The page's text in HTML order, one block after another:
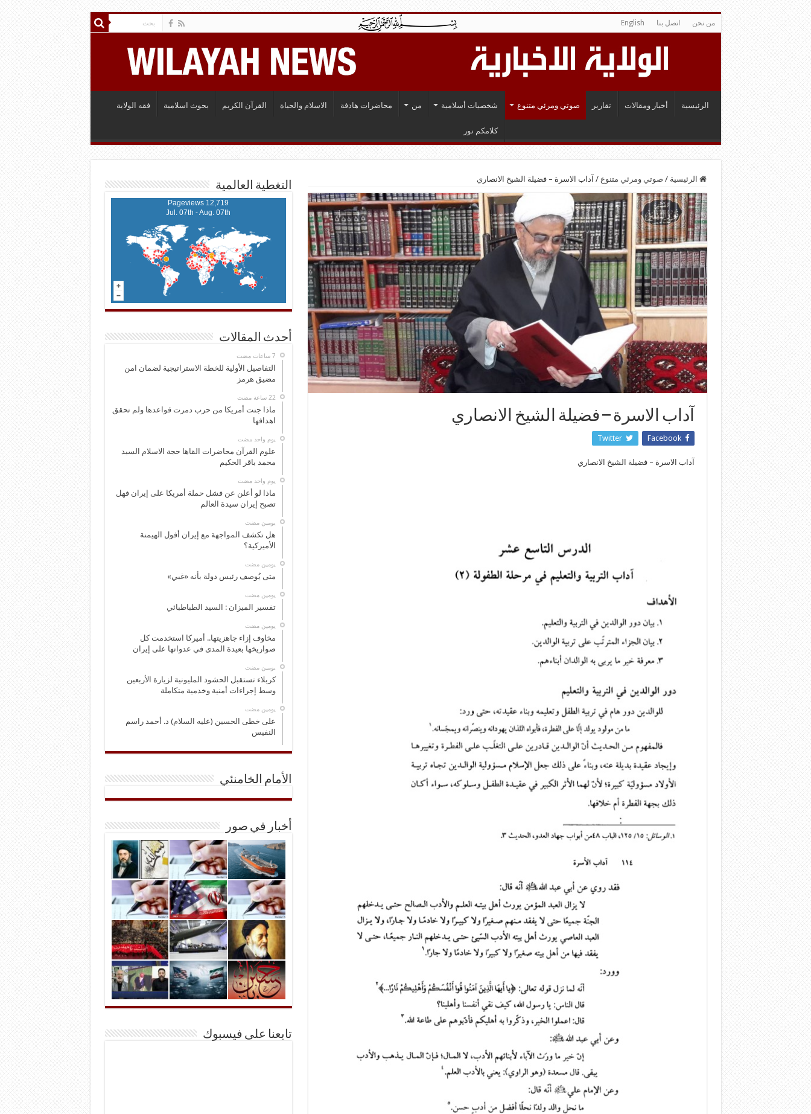
من نحن اتصل بنا English
الرئيسية أخبار ومقالات تقارير صوتي ومرئي متنوع شخصيات أسلامية من محاضرات هادفة الاسلام والحياة القرآن الكريم بحوث اسلامية فقه الولاية
كلامكم نور
الرئيسية / صوتي ومرئي متنوع / آداب الاسرة – فضيلة الشيخ الانصاري
آداب الاسرة – فضيلة الشيخ الانصاري
Facebook
Twitter
آداب الاسرة – فضيلة الشيخ الانصاري
التغطية العالمية
12,719 Pageviews
Jul. 07th - Aug. 07th
أحدث المقالات
التفاصيل الأولية للخطة الاستراتيجية لضمان امن
مضيق هرمز
ماذا جنت أمريكا من حرب دمرت قواعدها ولم تحقق
اهدافها
‏يوم واحد مضت
علوم القرآن محاضرات القاها حجة الاسلام السيد
محمد باقر الحكيم
‏يوم واحد مضت
ماذا لو أعلن عن فشل حملة أمريكا على إيران فهل
تصبح إيران سيدة العالم
‏يومين مضت
هل تكشف المواجهة مع إيران أفول الهيمنة
الأميركية؟
‏يومين مضت
متى يُوصف رئيس دولة بأنه «غبي»
‏يومين مضت
تفسير الميزان : السيد الطباطبائي
‏يومين مضت
مخاوف إزاء جاهزيتها.. أميركا استخدمت كل
صواريخها بعيدة المدى في عدوانها على إيران
‏يومين مضت
كربلاء تستقبل الحشود المليونية لزيارة الأربعين
وسط إجراءات أمنية وخدمية متكاملة
‏يومين مضت
على خطى الحسين (عليه السلام) د. أحمد راسم
النفيس
الأمام الخامنئي
أخبار في صور
تابعنا على فيسبوك